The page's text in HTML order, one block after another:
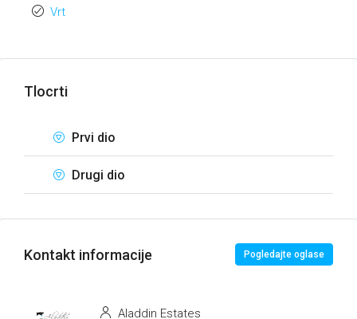
Vrt
Tlocrti
Prvi dio
Drugi dio
Kontakt informacije Pogledajte oglase
Aladdin Estates